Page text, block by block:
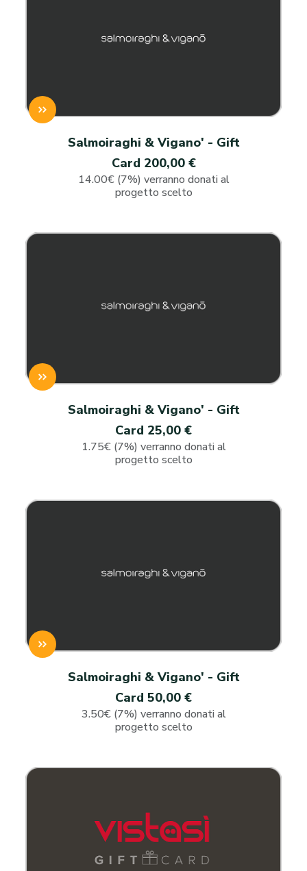
Salmoiraghi & Vigano' - Gift
Card 200,00 €
14.00€ (7%) verranno donati al
progetto scelto
Salmoiraghi & Vigano' - Gift
Card 25,00 €
1.75€ (7%) verranno donati al
progetto scelto
Salmoiraghi & Vigano' - Gift
Card 50,00 €
3.50€ (7%) verranno donati al
progetto scelto